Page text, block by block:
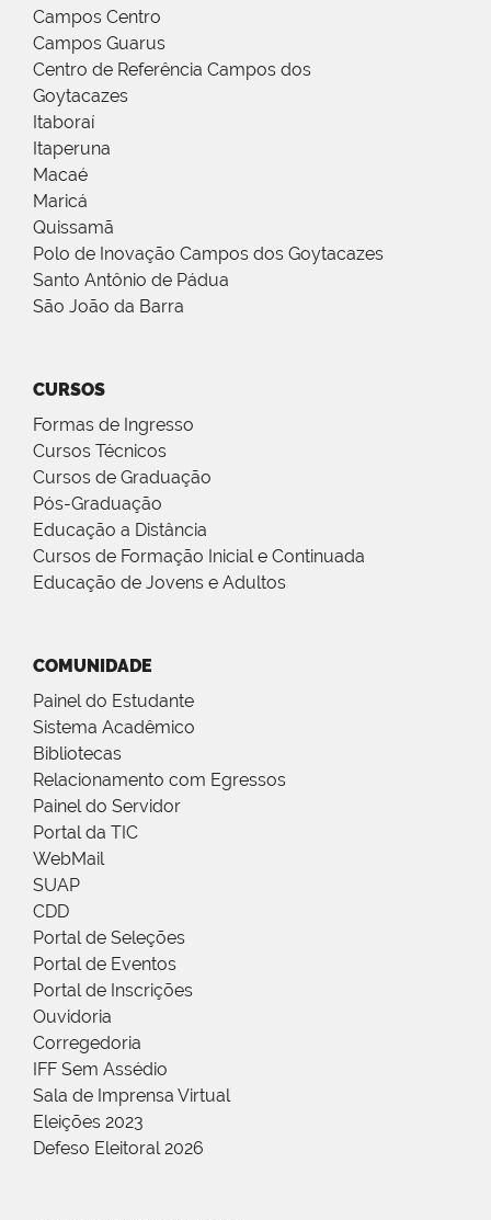
Campos Centro
Campos Guarus
Centro de Referência Campos dos
Goytacazes
Itaboraí
Itaperuna
Macaé
Maricá
Quissamã
Polo de Inovação Campos dos Goytacazes
Santo Antônio de Pádua
São João da Barra
CURSOS
Formas de Ingresso
Cursos Técnicos
Cursos de Graduação
Pós-Graduação
Educação a Distância
Cursos de Formação Inicial e Continuada
Educação de Jovens e Adultos
COMUNIDADE
Painel do Estudante
Sistema Acadêmico
Bibliotecas
Relacionamento com Egressos
Painel do Servidor
Portal da TIC
WebMail
SUAP
CDD
Portal de Seleções
Portal de Eventos
Portal de Inscrições
Ouvidoria
Corregedoria
IFF Sem Assédio
Sala de Imprensa Virtual
Eleições 2023
Defeso Eleitoral 2026